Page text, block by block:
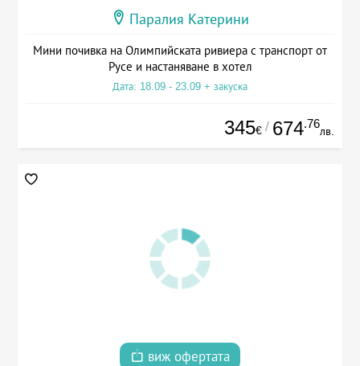
Паралия Катерини
Мини почивка на Олимпийската ривиера с транспорт от
Русе и настаняване в хотел
Дата: 18.09 - 23.09 + закуска
345€ / 674.76
лв.
виж офертата